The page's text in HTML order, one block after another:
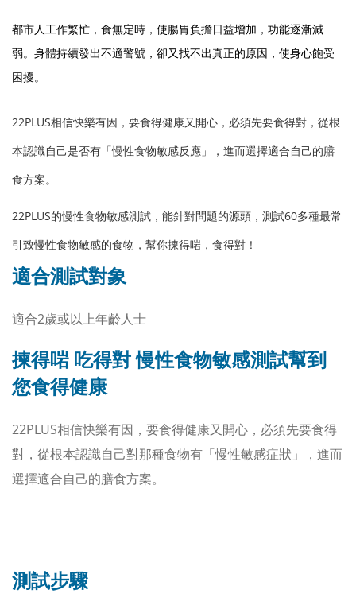
都市人工作繁忙，食無定時，使腸胃負擔日益增加，功能逐漸減
弱。身體持續發出不適警號，卻又找不出真正的原因，使身心飽受
困擾。
22PLUS相信快樂有因，要食得健康又開心，必須先要食得對，從根
本認識自己是否有「慢性食物敏感反應」，進而選擇適合自己的膳
食方案。
22PLUS的慢性食物敏感測試，能針對問題的源頭，測試60多種最常
引致慢性食物敏感的食物，幫你揀得啱，食得對！
適合測試對象
適合2歲或以上年齡人士
揀得啱 吃得對 慢性食物敏感測試幫到
您食得健康
22PLUS相信快樂有因，要食得健康又開心，必須先要食得
對，從根本認識自己對那種食物有「慢性敏感症狀」，進而
選擇適合自己的膳食方案。
測試步驟